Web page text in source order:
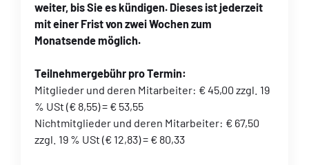
weiter, bis Sie es kündigen. Dieses ist jederzeit
mit einer Frist von zwei Wochen zum
Monatsende möglich.
Teilnehmergebühr pro Termin:
Mitglieder und deren Mitarbeiter: € 45,00 zzgl. 19
% USt (€ 8,55) = € 53,55
Nichtmitglieder und deren Mitarbeiter: € 67,50
zzgl. 19 % USt (€ 12,83) = € 80,33